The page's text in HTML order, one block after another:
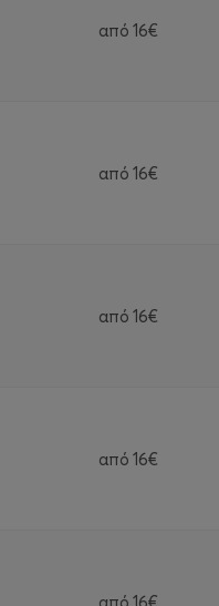
από 16€
από 16€
από 16€
από 16€
από 16€